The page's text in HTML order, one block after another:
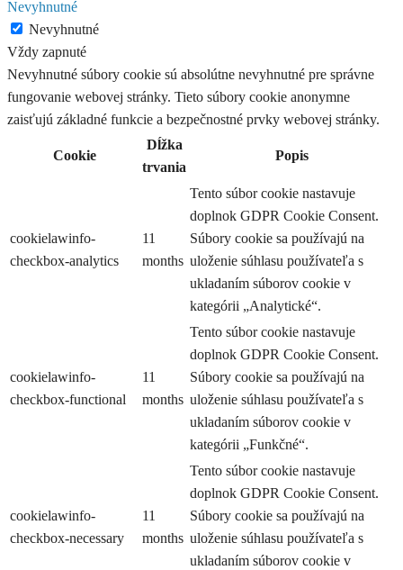
Nevyhnutné
Nevyhnutné
Vždy zapnuté
Nevyhnutné súbory cookie sú absolútne nevyhnutné pre správne
fungovanie webovej stránky. Tieto súbory cookie anonymne
zaisťujú základné funkcie a bezpečnostné prvky webovej stránky.
Cookie
Dĺžka
trvania
Popis
cookielawinfo-
checkbox-analytics
11
months
Tento súbor cookie nastavuje
doplnok GDPR Cookie Consent.
Súbory cookie sa používajú na
uloženie súhlasu používateľa s
ukladaním súborov cookie v
kategórii „Analytické“.
cookielawinfo-
checkbox-functional
11
months
Tento súbor cookie nastavuje
doplnok GDPR Cookie Consent.
Súbory cookie sa používajú na
uloženie súhlasu používateľa s
ukladaním súborov cookie v
kategórii „Funkčné“.
cookielawinfo-
checkbox-necessary
11
months
Tento súbor cookie nastavuje
doplnok GDPR Cookie Consent.
Súbory cookie sa používajú na
uloženie súhlasu používateľa s
ukladaním súborov cookie v